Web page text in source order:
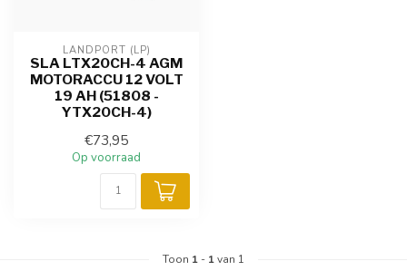
LANDPORT (LP)
SLA LTX20CH-4 AGM
MOTORACCU 12 VOLT
19 AH (51808 -
YTX20CH-4)
€73,95
Op voorraad
Toon 1 - 1van 1